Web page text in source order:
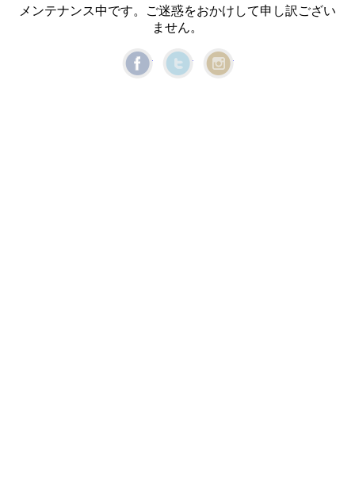
メンテナンス中です。ご迷惑をおかけして申し訳ござい
ません。
Facebook Twitter